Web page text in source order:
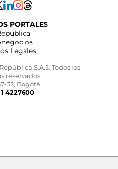
PORTALES
Legales
S.A.S. Todos los
reservados.
32, Bogotá
4227600